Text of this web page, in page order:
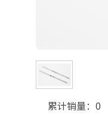
累计销量：0